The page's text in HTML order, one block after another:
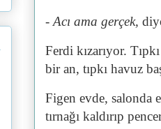
- Acı ama gerçek,
Ferdi kızarıyor.
bir an, tıpkı havuz
Figen evde, salonda
tırnağı kaldırıp